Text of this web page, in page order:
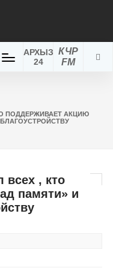
КЧР
FM
АРХЫЗ
24
ПОДДЕРЖИВАЕТ АКЦИЮ
всех , кто
памяти» и